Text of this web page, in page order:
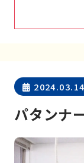
2024.03.14
パタンナ